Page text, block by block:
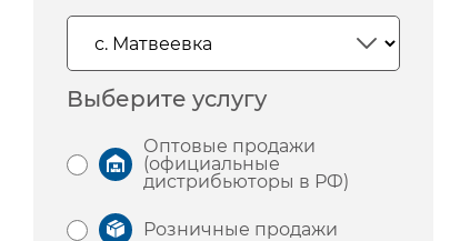
Выберите услугу
Оптовые продажи
(официальные
дистрибьюторы в РФ)
Розничные продажи